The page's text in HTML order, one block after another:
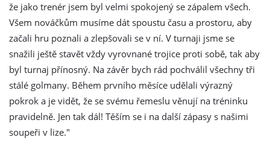
že jako trenér jsem byl velmi spokojený se zápalem všech.
Všem nováčkům musíme dát spoustu času a prostoru, aby
začali hru poznali a zlepšovali se v ní. V turnaji jsme se
snažili ještě stavět vždy vyrovnané trojice proti sobě, tak aby
byl turnaj přínosný. Na závěr bych rád pochválil všechny tři
stálé golmany. Během prvního měsíce udělali výrazný
pokrok a je vidět, že se svému řemeslu věnují na tréninku
pravidelně. Jen tak dál! Těším se i na další zápasy s našimi
soupeři v lize."